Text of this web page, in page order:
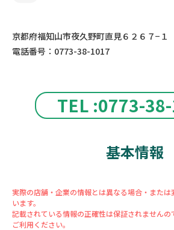
TEL :0773-
京都府福知山市夜久野町直見６２６７−１
電話番号：0773-38-1017
基本情報
実際の店舗・企業の情報とは異なる場合・また
います。
記載されている情報の正確性は保証されません
ご利用ください。